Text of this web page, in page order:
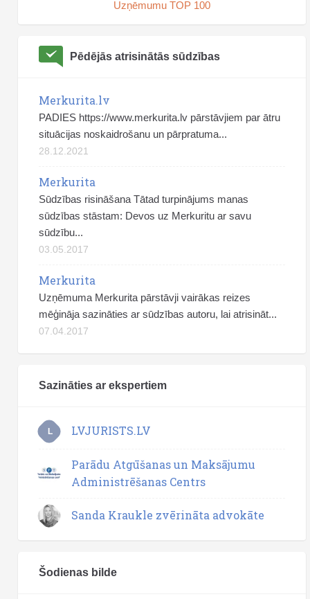
Uzņēmumu TOP 100
Pēdējās atrisinātās sūdzības
Merkurita.lv
PADIES https://www.merkurita.lv pārstāvjiem par ātru
situācijas noskaidrošanu un pārpratuma...
28.12.2021
Merkurita
Sūdzības risināšana Tātad turpinājums manas
sūdzības stāstam: Devos uz Merkuritu ar savu
sūdzību...
03.05.2017
Merkurita
Uzņēmuma Merkurita pārstāvji vairākas reizes
mēģināja sazināties ar sūdzības autoru, lai atrisināt...
07.04.2017
Sazināties ar ekspertiem
L LVJURISTS.LV
Parādu Atgūšanas un Maksājumu
Administrēšanas Centrs
Sanda Kraukle zvērināta advokāte
Šodienas bilde